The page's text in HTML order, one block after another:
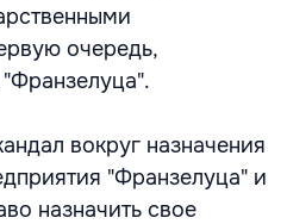
очередь,
вокруг назначения
"Франзелуца" и
назначить свое